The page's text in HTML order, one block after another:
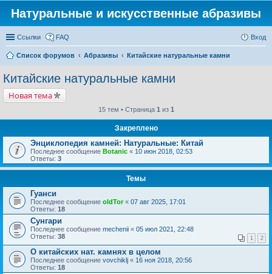
Натуральные и искусственные абразивы
Ссылки FAQ Вход
Список форумов Абразивы Китайские натуральные камни
Китайские натуральные камни
Новая тема
15 тем • Страница 1 из 1
Закреплено
Энциклопедия камней: Натуральные: Китай
Последнее сообщение Botanic « 10 июн 2018, 02:53
Ответы: 3
Темы
Гуанси
Последнее сообщение oldTor« 07 авг 2025, 17:01
Ответы: 18
Сунгари
Последнее сообщение mechenii « 05 июл 2021, 22:48
Ответы: 38 1 2
О китайских нат. камнях в целом
Последнее сообщение vovchiklj « 16 ноя 2018, 20:56
Ответы: 18